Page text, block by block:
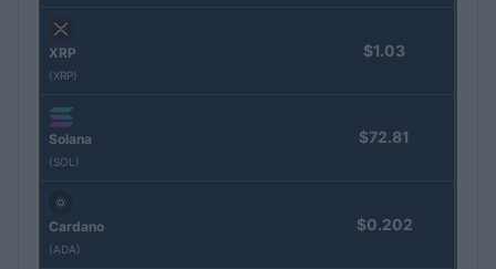
XRP
(XRP)
$1.03
Solana
(SOL)
$72.81
Cardano
(ADA)
$0.202